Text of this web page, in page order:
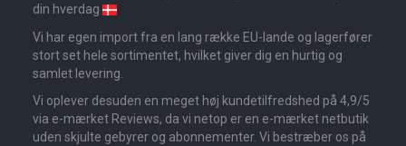
din hverdag
Vi har egen import fra en lang række EU-lande og lagerfører
stort set hele sortimentet, hvilket giver dig en hurtig og
samlet levering.
Vi oplever desuden en meget høj kundetilfredshed på 4,9/5
via e-mærket Reviews, da vi netop er en e-mærket netbutik
uden skjulte gebyrer og abonnementer. Vi bestræber os på